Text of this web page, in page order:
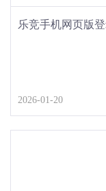
乐竞手机网页版
2026-01-20